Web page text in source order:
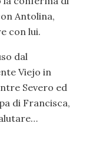
Antolina,
con lui.
dal
Viejo in
Severo ed
di Francisca,